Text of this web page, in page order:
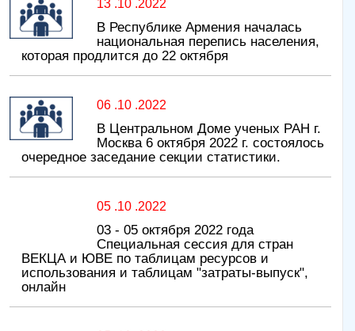
13 .10 .2022
В Республике Армения началась
национальная перепись населения,
которая продлится до 22 октября
06 .10 .2022
В Центральном Доме ученых РАН г.
Москва 6 октября 2022 г. состоялось
очередное заседание секции статистики.
05 .10 .2022
03 - 05 октября 2022 года
Специальная сессия для стран
ВЕКЦА и ЮВЕ по таблицам ресурсов и
использования и таблицам "затраты-выпуск",
онлайн